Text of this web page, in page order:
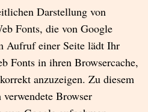
Darstellung von
Fonts, die von Google
Aufruf einer Seite lädt Ihr
Fonts in ihren Browsercache,
anzuzeigen. Zu diesem
Browser